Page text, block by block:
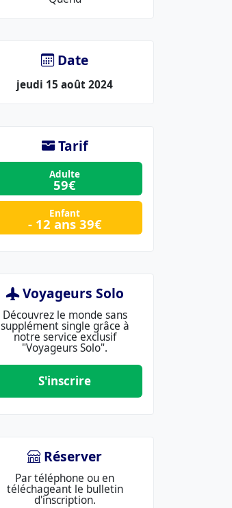
Date
jeudi 15 août 2024
Tarif
Adulte
59€
Enfant
- 12 ans 39€
Voyageurs Solo
Découvrez le monde sans
supplément single grâce à
notre service exclusif
"Voyageurs Solo".
S'inscrire
Réserver
Par téléphone ou en
téléchageant le bulletin
d'inscription.